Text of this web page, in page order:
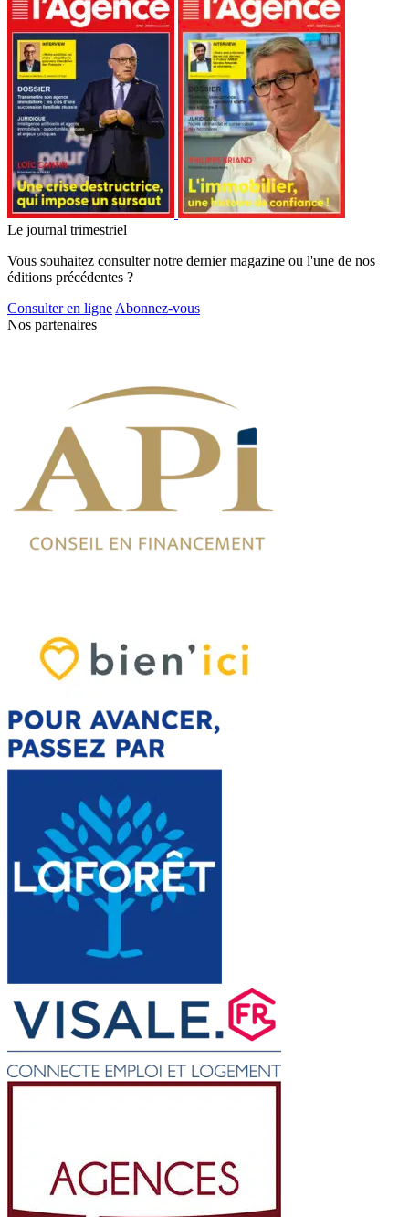
Le journal trimestriel
Vous souhaitez consulter notre dernier magazine ou l'une de nos
éditions précédentes ?
Consulter en ligne Abonnez-vous
Nos partenaires